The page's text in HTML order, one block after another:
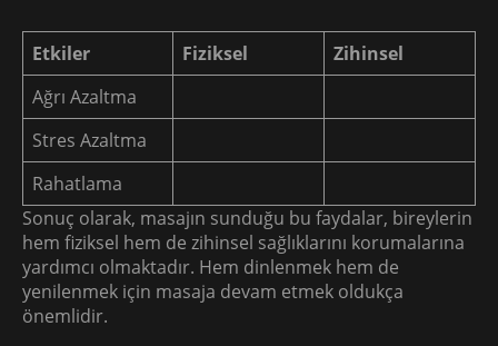
Etkiler Fiziksel
Zihinsel
Ağrı Azaltma
Stres Azaltma
Rahatlama
Sonuç olarak, masajın sunduğu bu faydalar, bireylerin
hem fiziksel hem de zihinsel sağlıklarını korumalarına
yardımcı olmaktadır. Hem dinlenmek hem de
yenilenmek için masaja devam etmek oldukça
önemlidir.